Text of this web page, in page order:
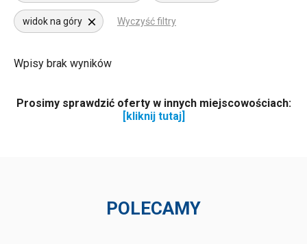
widok na góry Wyczyść filtry
Wpisy brak wyników
Prosimy sprawdzić oferty w innych miejscowościach:
[kliknij tutaj]
POLECAMY